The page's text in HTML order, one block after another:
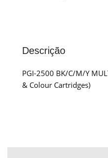
Descrição
PGI-2500 BK/C/M/Y
& Colour Cartridges)